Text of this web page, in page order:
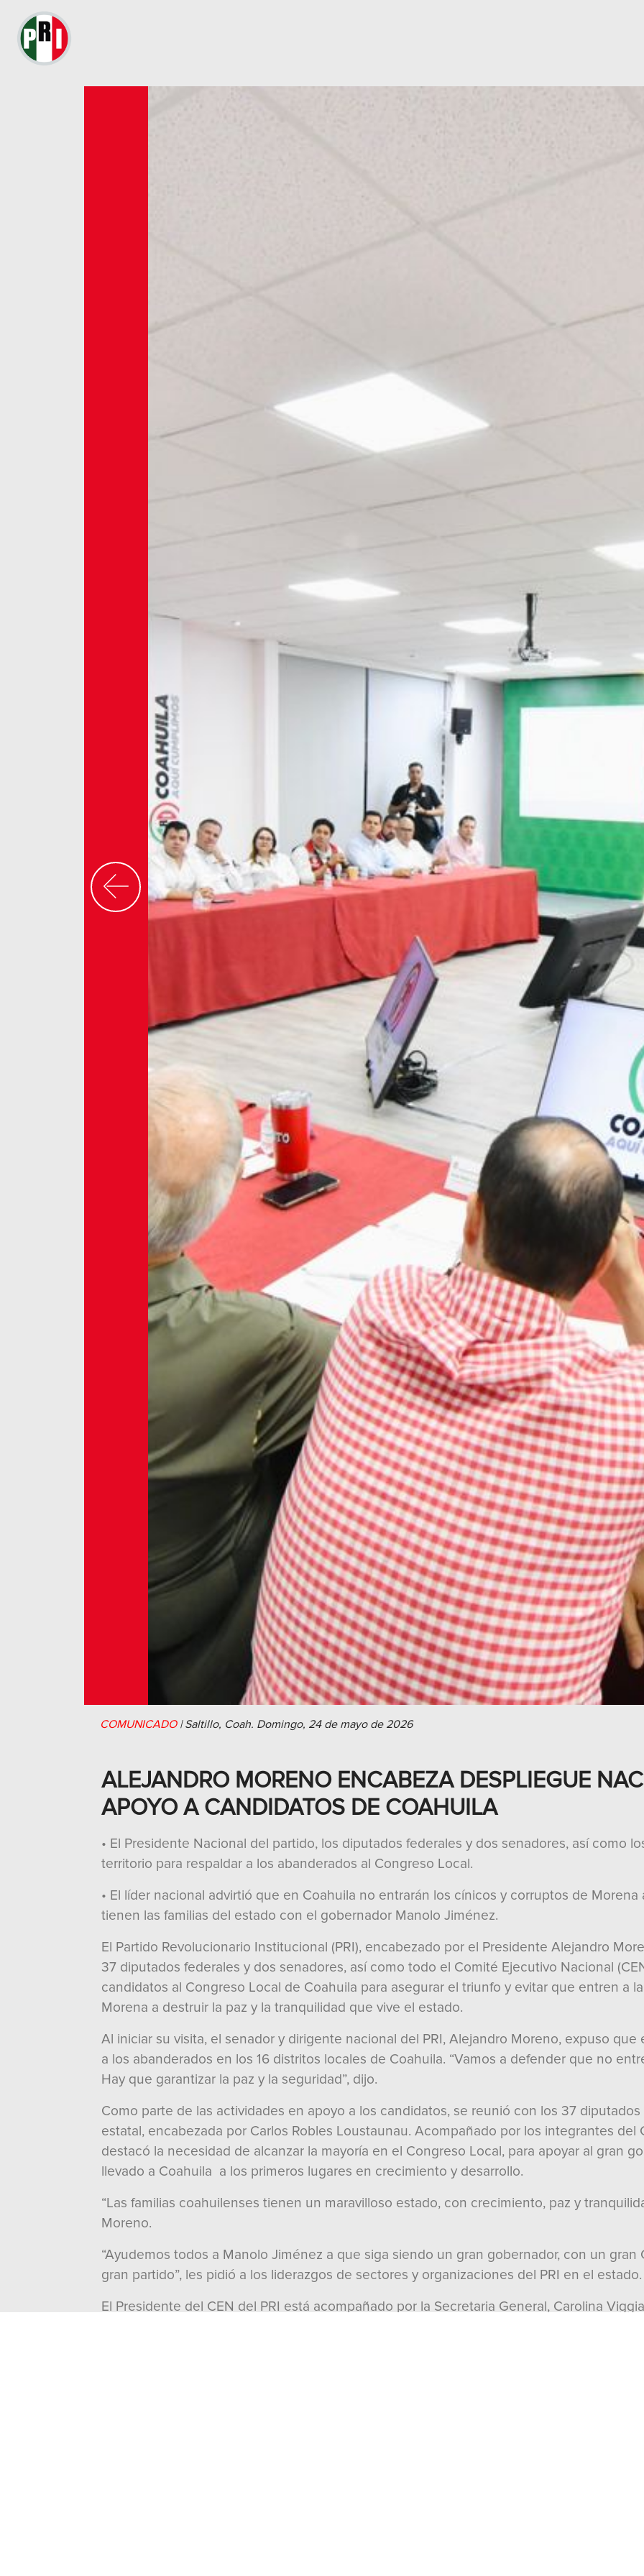
Previous
COMUNICADO|Saltillo, Coah. Domingo, 24 de mayo de 2026
ALEJANDRO MORENO ENCABEZA DESPLIEGUE
APOYO A CANDIDATOS DE COAHUILA
• El Presidente Nacional del partido, los diputados federales y dos senadores, así como
territorio para respaldar a los abanderados al Congreso Local.
• El líder nacional advirtió que en Coahuila no entrarán los cínicos y corruptos de
tienen las familias del estado con el gobernador Manolo Jiménez.
El Partido Revolucionario Institucional (PRI), encabezado por el Presidente Alejandro
37 diputados federales y dos senadores, así como todo el Comité Ejecutivo Nacional
candidatos al Congreso Local de Coahuila para asegurar el triunfo y evitar que entren a
Morena a destruir la paz y la tranquilidad que vive el estado.
Al iniciar su visita, el senador y dirigente nacional del PRI, Alejandro Moreno, expuso
a los abanderados en los 16 distritos locales de Coahuila. “Vamos a defender que no
Hay que garantizar la paz y la seguridad”, dijo.
Como parte de las actividades en apoyo a los candidatos, se reunió con los 37
estatal, encabezada por Carlos Robles Loustaunau. Acompañado por los integrantes del
destacó la necesidad de alcanzar la mayoría en el Congreso Local, para apoyar al gran
llevado a Coahuila a los primeros lugares en crecimiento y desarrollo.
“Las familias coahuilenses tienen un maravilloso estado, con crecimiento, paz y
Moreno.
“Ayudemos todos a Manolo Jiménez a que siga siendo un gran gobernador, con un
gran partido”, les pidió a los liderazgos de sectores y organizaciones del PRI en el estado.
El Presidente del CEN del PRI está acompañado por la Secretaria General, Carolina